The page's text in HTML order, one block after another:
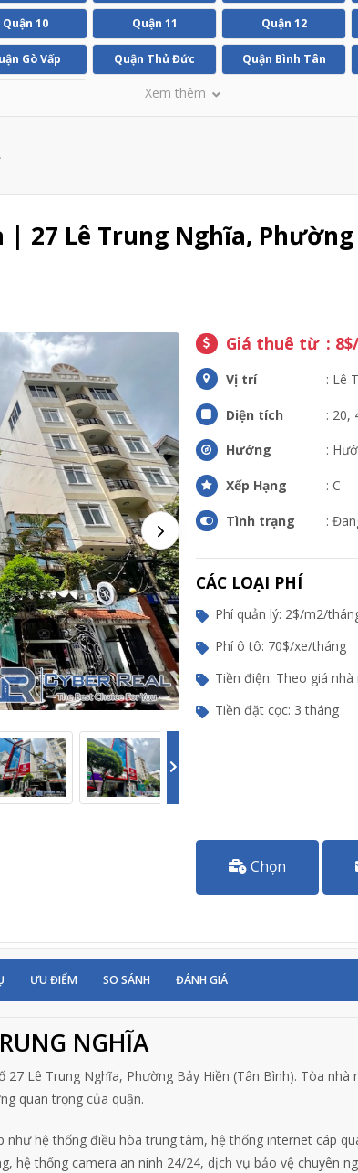
Quận 10 Quận 11 Quận 12
Gò Vấp Quận Thủ Đức Quận Bình Tân
Xem thêm
| 27 Lê Trung Nghĩa,
Giá thuê từ :
Vị trí : Lê
Diện tích : 20,
Hướng :
Xếp Hạng : C
Tình trạng :
CÁC LOẠI PHÍ
Phí quản lý: 2$/m2/
Phí ô tô: 70$/xe/tháng
Tiền điện: Theo giá
Tiền đặt cọc: 3 tháng
Chọn
ƯU ĐIỂM SO SÁNH ĐÁNH GIÁ
NGHĨA
Lê Trung Nghĩa, Phường Bảy Hiền (Tân Bình). Tòa nhà
quan trọng của quận.
hệ thống điều hòa trung tâm, hệ thống internet cáp
hệ thống camera an ninh 24/24, dịch vụ bảo vệ chuyên